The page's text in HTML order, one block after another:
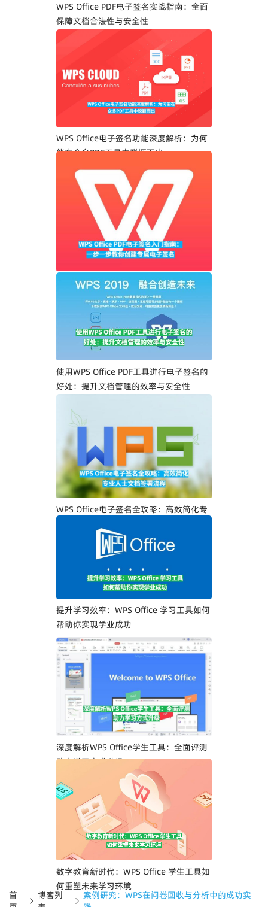
WPS Office PDF电子签名实战指南：全面
保障文档合法性与安全性
WPS Office电子签名功能深度解析：为何
能在众多PDF工具中脱颖而出
WPS Office PDF电子签名入门指南：一步
一步教你创建专属电子签名
使用WPS Office PDF工具进行电子签名的
好处：提升文档管理的效率与安全性
WPS Office电子签名全攻略：高效简化专
提升学习效率：WPS Office 学习工具如何
帮助你实现学业成功
深度解析WPS Office学生工具：全面评测
助力学习方式升级
数字教育新时代：WPS Office 学生工具如
何重塑未来学习环境
首
博客列
案例研究：WPS在问卷回收与分析中的成功实